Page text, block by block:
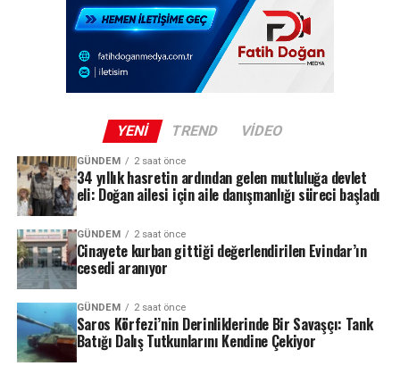
Deliller Zinciri: HTS, PTS ve Biyolojik
Bulgular
Soruşturma kapsamında elde edilen deliller, dosyanın
Dalış Turizmine Yapay Resif Desteği
Edirne Valiliği, Türkiye Sualtı Sporları Federasyonu ve
Edirne Saros Turizm Altyapı Hizmet Birliği (ESTAB)
işbirliğinde hayata geçirilen Yapay Resif Projesi
kapsamında batırılan tank, bölgede su altı sporlarına
ilgi duyan turistleri çekmeyi ve yapay resif oluşumunu
desteklemeyi amaçlıyor. Projenin meyveleri kısa sürede
alınmaya başlandı; yerli ve yabancı dalgıçların akınına
uğrayan batık, Saros Körfezi’ni dalış turizminin yeni
gözdesi haline getirdi.
YENI TREND VIDEO
GÜNDEM 2 saat önce
34 yıllık hasretin ardından gelen mutluluğa devlet
eli: Doğan ailesi için aile danışmanlığı süreci başladı
GÜNDEM 2 saat önce
Cinayete kurban gittiği değerlendirilen Evindar’ın
cesedi aranıyor
GÜNDEM 2 saat önce
Saros Körfezi’nin Derinliklerinde Bir Savaşçı: Tank
Batığı Dalış Tutkunlarını Kendine Çekiyor